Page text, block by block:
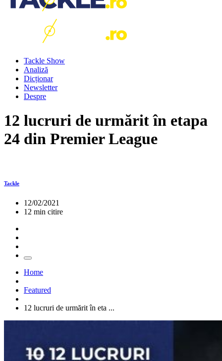
Tackle Show
Analiză
Dicționar
Newsletter
Despre
12 lucruri de urmărit în etapa
24 din Premier League
Tackle
12/02/2021
12 min citire
Home
Featured
12 lucruri de urmărit în eta ...